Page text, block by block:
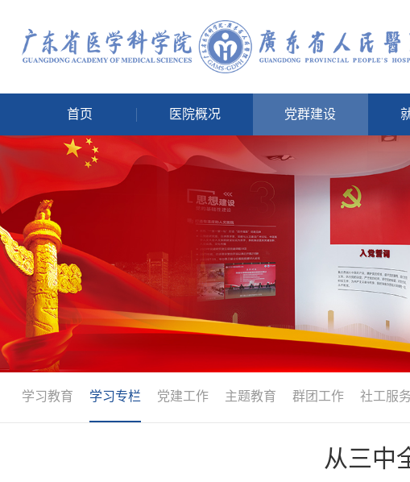
首页 医院概况 党群建设
学习教育 学习专栏 党建工作 主题教育 群团工作 社工服务
从三中